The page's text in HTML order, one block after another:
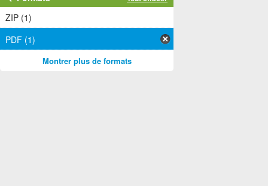
ZIP (1)
PDF (1)
Montrer plus de formats